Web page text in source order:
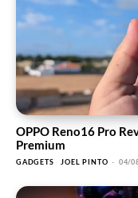
OPPO Reno16 Pro
Premium
GADGETS JOEL PINTO - 04/